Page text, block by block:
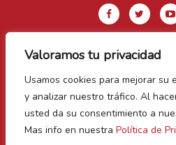
Valoramos tu privacidad
Usamos cookies para mejorar su
y analizar nuestro tráfico. Al
usted da su consentimiento a
Mas info en nuestra Política de
Aviso legal y Política
Política de
Contacto